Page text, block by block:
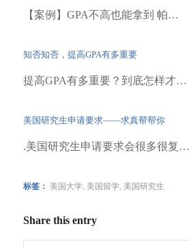
【案例】GPA不高也能拿到 帕…
知否知否，提高GPA有多重要
提高GPA有多重要？到底怎样才…
美国研究生申请要求——求真帮帮你
.美国研究生申请要求会很多很复…
标签： 美国大学, 美国留学, 美国研究生
Share this entry